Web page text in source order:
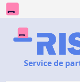
Service de